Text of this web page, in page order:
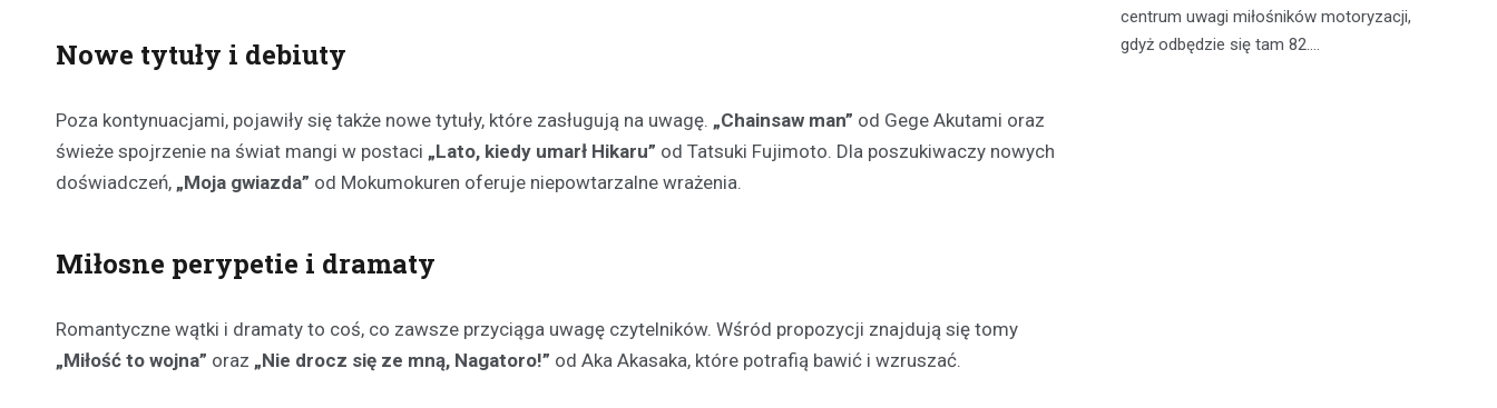
Nowe tytuły i debiuty
Poza kontynuacjami, pojawiły się także nowe tytuły, które zasługują na uwagę. „Chainsaw man” od Gege Akutami oraz
świeże spojrzenie na świat mangi w postaci „Lato, kiedy umarł Hikaru” od Tatsuki Fujimoto. Dla poszukiwaczy nowych
doświadczeń, „Moja gwiazda” od Mokumokuren oferuje niepowtarzalne wrażenia.
Miłosne perypetie i dramaty
Romantyczne wątki i dramaty to coś, co zawsze przyciąga uwagę czytelników. Wśród propozycji znajdują się tomy
„Miłość to wojna” oraz „Nie drocz się ze mną, Nagatoro!” od Aka Akasaka, które potrafią bawić i wzruszać.
centrum uwagi miłośników motoryzacji,
gdyż odbędzie się tam 82.…